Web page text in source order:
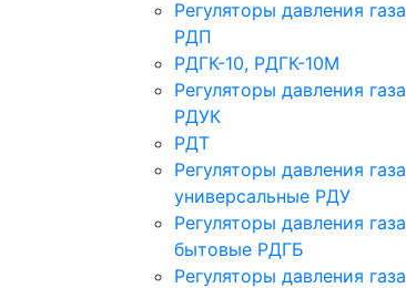
Регуляторы давления газа
РДП
РДГК-10, РДГК-10М
Регуляторы давления газа
РДУК
РДТ
Регуляторы давления газа
универсальные РДУ
Регуляторы давления газа
бытовые РДГБ
Регуляторы давления газа